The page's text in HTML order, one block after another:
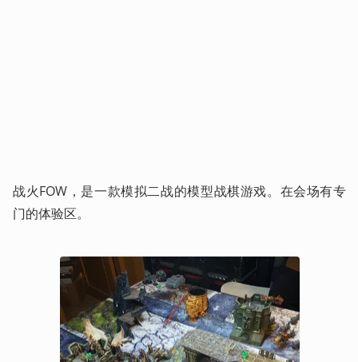
战火FOW，是一款模拟二战的模型战棋游戏。在会场有专
门的体验区。